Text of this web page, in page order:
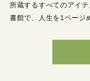
所蔵するすべてのアイテ
書館で、人生を1ページ